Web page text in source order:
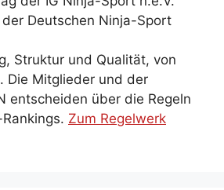
Deutschen Ninja-Sport
Struktur und Qualität, von
Die Mitglieder und der
entscheiden über die Regeln
Zum Regelwerk